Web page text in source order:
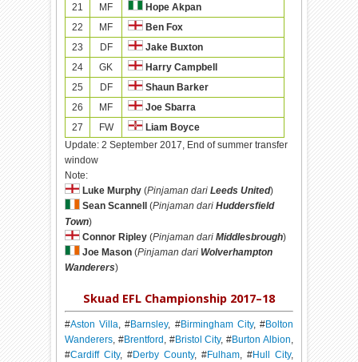
21
MF
Hope Akpan
22
MF
Ben Fox
23
DF
Jake Buxton
24
GK
Harry Campbell
25
DF
Shaun Barker
26
MF
Joe Sbarra
27
FW
Liam Boyce
Update:2 September 2017, End of summer transfer
window
Note:
Luke Murphy (Pinjaman dariLeeds United)
Sean Scannell
(Pinjaman dariHuddersfield
Town)
Connor Ripley (Pinjaman dariMiddlesbrough)
Joe Mason (Pinjaman dari Wolverhampton
Wanderers)
Skuad EFL Championship 2017–18
#Aston Villa, #Barnsley, #Birmingham City, #Bolton
Wanderers, #Brentford , #Bristol City, #Burton Albion,
#Cardiff City, #Derby County, #Fulham, #Hull City,